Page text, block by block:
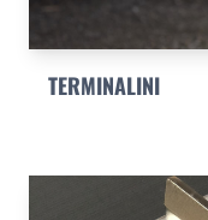
TERMINALINI